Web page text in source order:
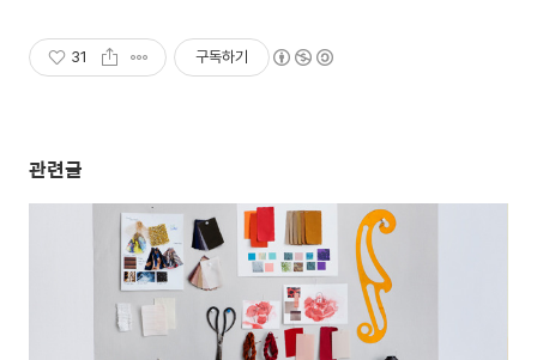
31 구독하기
관련글